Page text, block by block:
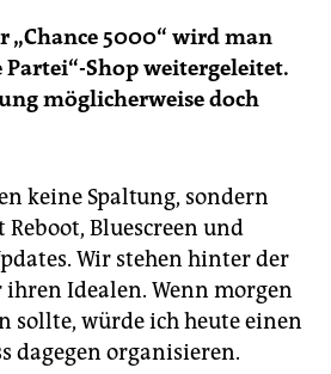
„Chance 5000“ wird man
Shop weitergeleitet.
möglicherweise doch
keine ­Spaltung, sondern
Bluescreen und
Wir stehen hinter der
Idealen. Wenn morgen
sollte, würde ich heute einen
dagegen organisieren.